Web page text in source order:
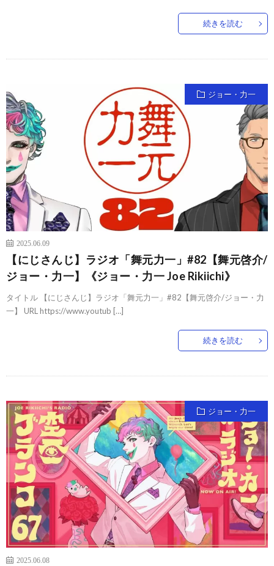
続きを読む
ジョー・力一
2025.06.09
【にじさんじ】ラジオ「舞元力一」#82【舞元啓介/
ジョー・力一】《ジョー・力一 Joe Rikiichi》
タイトル 【にじさんじ】ラジオ「舞元力一」#82【舞元啓介/ジョー・力
一】 URL https://www.youtub […]
続きを読む
ジョー・力一
2025.06.08